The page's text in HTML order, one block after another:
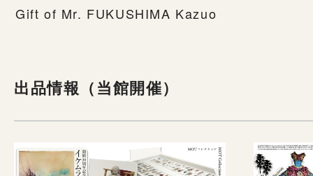
Gift of Mr. FUKUSHIMA Kazuo
出品情報（当館開催）